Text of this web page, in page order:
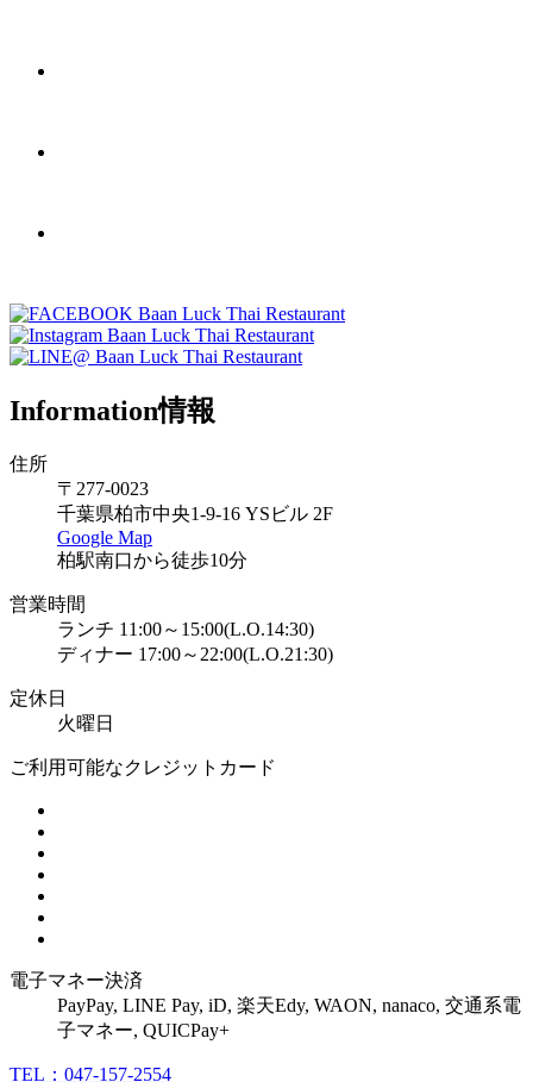
Information情報
住所
〒277-0023
千葉県柏市中央1-9-16 YSビル 2F
Google Map
柏駅南口から徒歩10分
営業時間
ランチ 11:00～15:00(L.O.14:30)
ディナー 17:00～22:00(L.O.21:30)
定休日
火曜日
ご利用可能なクレジットカード
電子マネー決済
PayPay, LINE Pay, iD, 楽天Edy, WAON, nanaco, 交通系電
子マネー, QUICPay+
TEL：047-157-2554